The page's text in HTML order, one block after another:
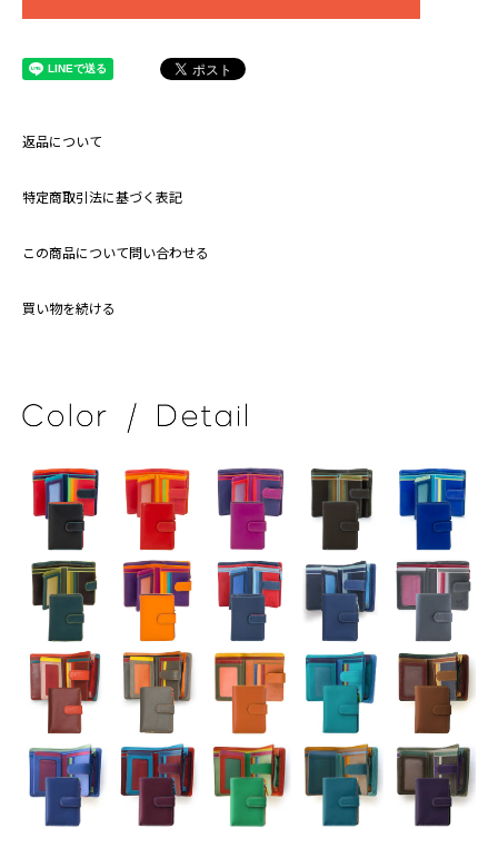
返品について
特定商取引法に基づく表記
この商品について問い合わせる
買い物を続ける